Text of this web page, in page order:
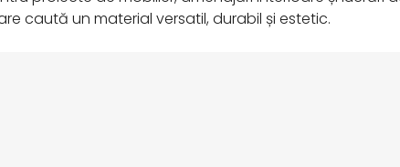
caută un material versatil, durabil și estetic.